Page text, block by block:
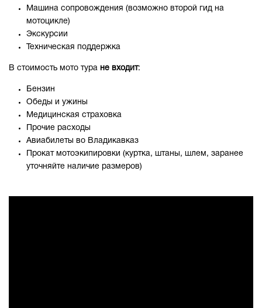
Машина сопровождения (возможно второй гид на
мотоцикле)
Экскурсии
Техническая поддержка
В стоимость мото тура не входит:
Бензин
Обеды и ужины
Медицинская страховка
Прочие расходы
Авиабилеты во Владикавказ
Прокат мотоэкипировки (куртка, штаны, шлем, заранее
уточняйте наличие размеров)